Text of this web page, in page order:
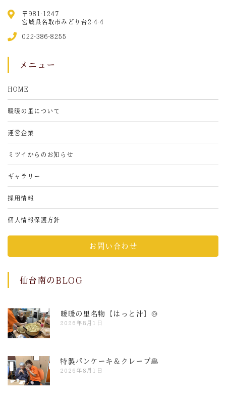
〒981-1247
宮城県名取市みどり台2-4-4
022-386-8255
メニュー
HOME
暖暖の里について
運営企業
ミツイからのお知らせ
ギャラリー
採用情報
個人情報保護方針
お問い合わせ
仙台南のBLOG
暖暖の里名物【はっと汁】🍲
2026年8月1日
特製パンケーキ＆クレープ🥞
2026年8月1日